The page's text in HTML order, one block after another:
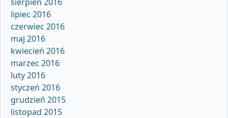
lipiec 2016
czerwiec 2016
maj 2016
kwiecień 2016
marzec 2016
luty 2016
styczeń 2016
grudzień 2015
listopad 2015